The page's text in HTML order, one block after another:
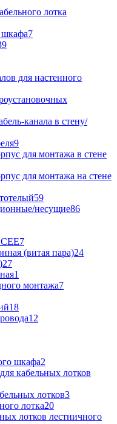
лотка
шкафа7
для настенного
канала в стену/
9
для монтажа в стене
для монтажа на стене
59
несущие86
7
(витая пара)24
27
1
монтажа7
18
12
шкафа2
кабельных лотков
лотков3
лотка20
лотков лестничного